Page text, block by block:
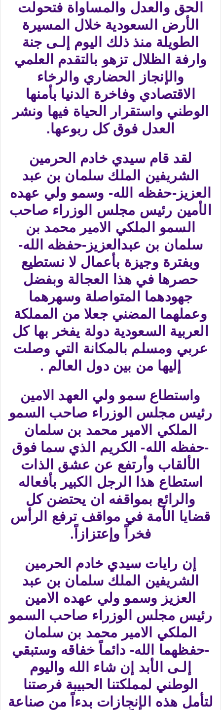
الحق والعدل والمساواة فتحولت
الأرض السعودية خلال المسيرة
الطويلة منذ ذلك اليوم إلـى جنة
وارفة الظلال تزهو بالتقدم العلمي
والإنجاز الحضاري والرخاء
الاقتصادي وفاخرة الدنيا بأمنها
الوطني واستقرار الحياة فيها ونشر
العدل فوق كل ربوعها.
لقد قام سيدي خادم الحرمين
الشريفين الملك سلمان بن عبد
العزيز-حفظه الله- وسمو ولي عهده
الأمين رئيس مجلس الوزراء صاحب
السمو الملكي الامير محمد بن
سلمان بن عبدالعزيز-حفظه الله-
وبفترة وجيزة بأعمال لا نستطيع
حصرها في هذا العجالة وبفضل
جهودهما المتواصلة وسهرهما
وعملهما المضني جعلا من المملكة
العربية السعودية دولة يفخر بها كل
عربي ومسلم بالمكانة التي وصلت
إليها من بين دول العالم .
واستطاع سمو ولي العهد الامين
رئيس مجلس الوزراء صاحب السمو
الملكي الامير محمد بن سلمان
-حفظه الله- الكريم الذي سما فوق
الألقاب وأرتفع عن عشق الذات
استطاع هذا الرجل الكبير بأفعاله
والرائع بمواقفه ان يحتضن كل
قضايا الأمة في مواقف ترفع الرأس
فخراً وإعتزازاً.
إن رايات سيدي خادم الحرمين
الشريفين الملك سلمان بن عبد
العزيز وسمو ولي عهده الامين
رئيس مجلس الوزراء صاحب السمو
الملكي الامير محمد بن سلمان
-حفظهما الله- دائماً خفاقه وستبقي
إلـى الأبد إن شاء الله واليوم
الوطني لمملكتنا الحبيبة فرصتنا
لتأمل هذه الإنجازات بدءاً من صناعة